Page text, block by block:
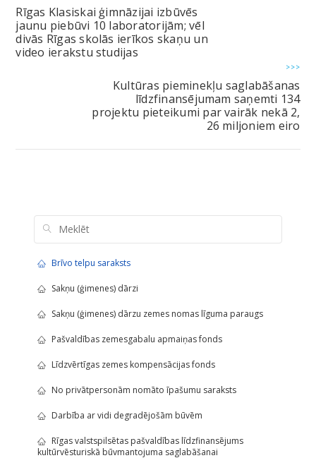
Rīgas Klasiskai ģimnāzijai izbūvēs
jaunu piebūvi 10 laboratorijām; vēl
divās Rīgas skolās ierīkos skaņu un
video ierakstu studijas
>>>
Kultūras pieminekļu saglabāšanas
līdzfinansējumam saņemti 134
projektu pieteikumi par vairāk nekā 2,
26 miljoniem eiro
Brīvo telpu saraksts
Sakņu (ģimenes) dārzi
Sakņu (ģimenes) dārzu zemes nomas līguma paraugs
Pašvaldības zemesgabalu apmaiņas fonds
Līdzvērtīgas zemes kompensācijas fonds
No privātpersonām nomāto īpašumu saraksts
Darbība ar vidi degradējošām būvēm
Rīgas valstspilsētas pašvaldības līdzfinansējums
kultūrvēsturiskā būvmantojuma saglabāšanai